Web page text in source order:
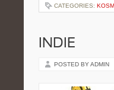
CATEGORIES:
INDIE
POSTED BY ADMIN